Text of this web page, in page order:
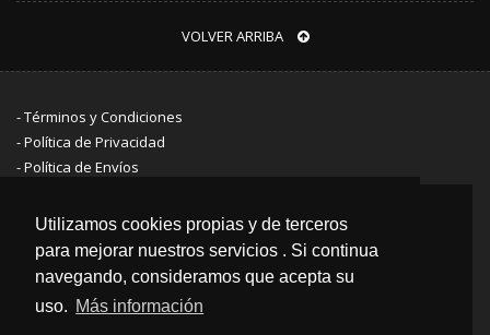
Aún estamos trabajando en la nueva web,
subiendo decenas de piezas nuevas cada
día. ¡Visítanos a diario para ver las
novedades!
Utilizamos cookies propias y de terceros
para mejorar nuestros servicios . Si continua
navegando, consideramos que acepta su
uso. Más información
VOLVER ARRIBA
-Términos y Condiciones
-Política de Privacidad
-Política de Envíos
CONTACTO
Polígono industrial El Viso, Calle de Alfredo Corrochano, 81